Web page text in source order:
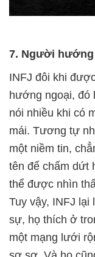
7. Người
INFJ đôi khi
hướng ngoại, đó
nói nhiều khi có
mái. Tương tự
một niềm tin,
tên để chấm dứt
thể được nhìn
Tuy vậy, INFJ
sự, họ thích ở
một mạng lưới